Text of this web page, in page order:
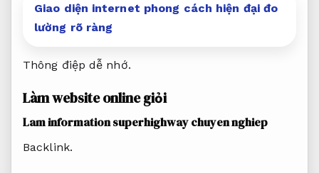
Giao diện internet phong cách hiện đại đo
lường rõ ràng
Thông điệp dễ nhớ.
Làm website online giỏi
Lam information superhighway chuyen nghiep
Backlink.